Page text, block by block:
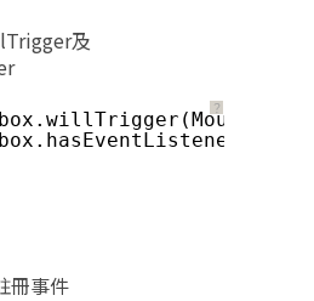
及
？
冊事件